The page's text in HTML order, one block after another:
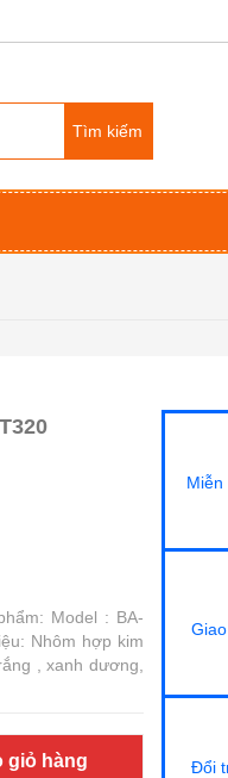
Model : BA-
Nhôm hợp kim
, xanh dương,
giỏ hàng Đổi